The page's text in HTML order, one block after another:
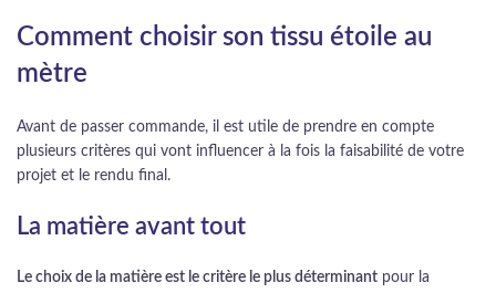
Comment choisir son tissu étoile au
mètre
Avant de passer commande, il est utile de prendre en compte
plusieurs critères qui vont influencer à la fois la faisabilité de votre
projet et le rendu final.
La matière avant tout
Le choix de la matière est le critère le plus déterminant pour la